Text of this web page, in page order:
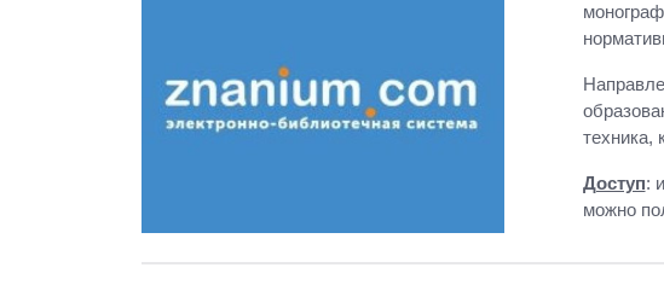
техника,
Доступ:
можно